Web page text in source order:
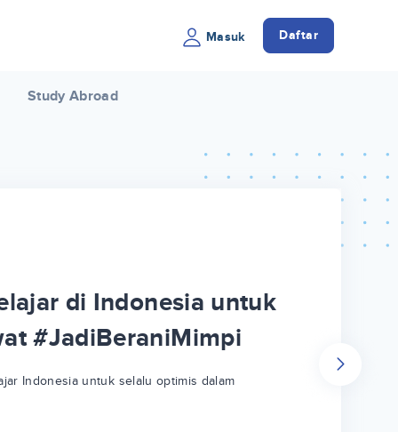
Masuk Daftar
Study Abroad
di Indonesia untuk
#JadiBeraniMimpi
Indonesia untuk selalu optimis dalam